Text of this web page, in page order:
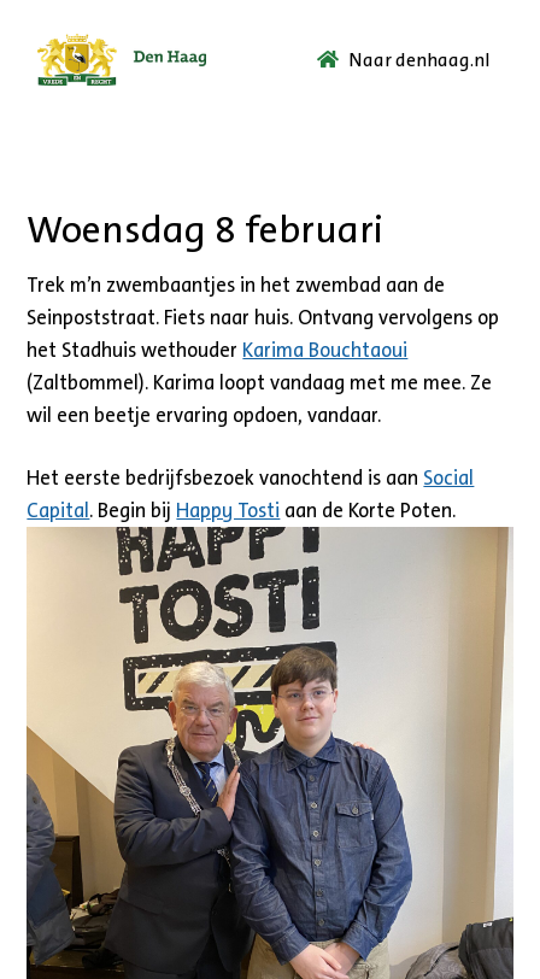
Ga
Naar denhaag.nl
Woensdag 8 februari
Trek m’n zwembaantjes in het zwembad aan de
Seinpoststraat. Fiets naar huis. Ontvang vervolgens op
het Stadhuis wethouder Karima Bouchtaoui
(Zaltbommel). Karima loopt vandaag met me mee. Ze
wil een beetje ervaring opdoen, vandaar.
Het eerste bedrijfsbezoek vanochtend is aan Social
Capital . Begin bij Happy Tosti aan de Korte Poten.